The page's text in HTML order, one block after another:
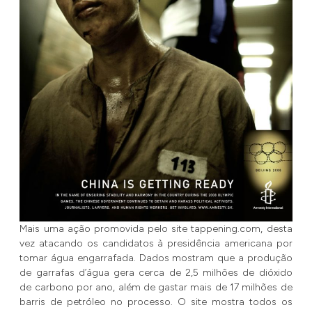
Mais uma ação promovida pelo site tappening.com, desta
vez atacando os candidatos à presidência americana por
tomar água engarrafada. Dados mostram que a produção
de garrafas d’água gera cerca de 2,5 milhões de dióxido
de carbono por ano, além de gastar mais de 17 milhões de
barris de petróleo no processo. O site mostra todos os